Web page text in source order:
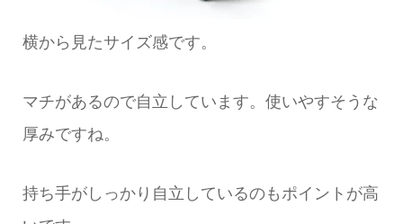
横から見たサイズ感です。
マチがあるので自立しています。使いやすそうな
厚みですね。
持ち手がしっかり自立しているのもポイントが高